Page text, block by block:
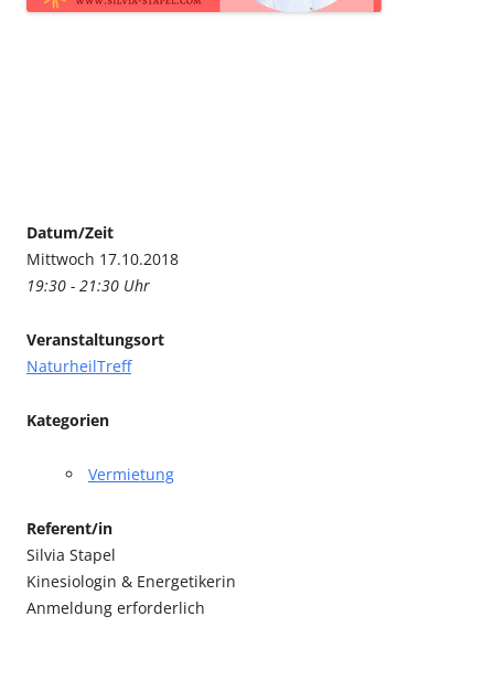
Datum/Zeit
Mittwoch 17.10.2018
19:30 - 21:30 Uhr
Veranstaltungsort
NaturheilTreff
Kategorien
Vermietung
Referent/in
Silvia Stapel
Kinesiologin & Energetikerin
Anmeldung erforderlich